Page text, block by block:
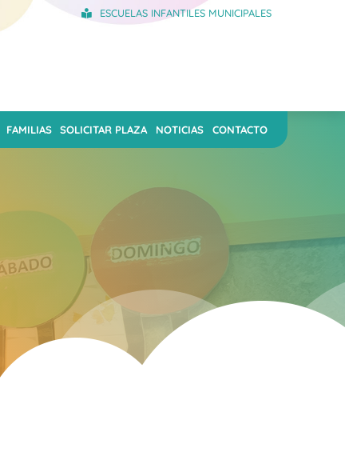
ESCUELAS INFANTILES MUNICIPALES
FAMILIAS SOLICITAR PLAZA NOTICIAS CONTACTO